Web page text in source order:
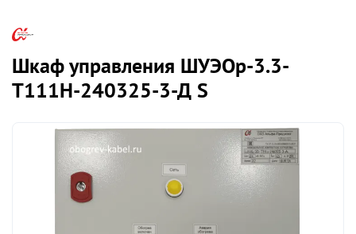
Шкаф управления ШУЭОр-3.3-
Т111Н-240325-3-Д S